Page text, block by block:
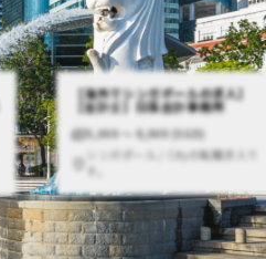
【海外でシンガポールの求人】
【会計士】日系会計事務所
5,000 〜 8,000 (SGD)
シンガポール / Cityの転職求人で
す。